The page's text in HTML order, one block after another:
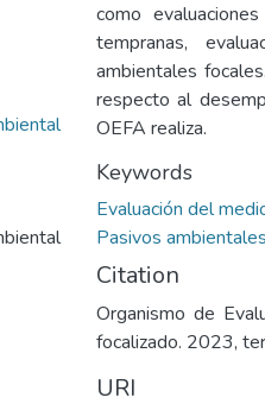
como
tempranas,
ambientales
respecto al
OEFA realiza.
Keywords
Evaluación del
Pasivos ambientales
Citation
Organismo de
focalizado. 2023,
URI